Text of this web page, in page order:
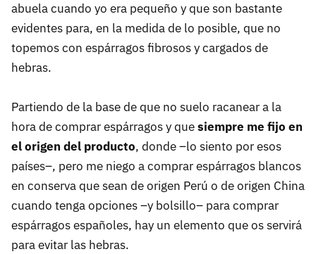
abuela cuando yo era pequeño y que son bastante
evidentes para, en la medida de lo posible, que no
topemos con espárragos fibrosos y cargados de
hebras.
Partiendo de la base de que no suelo racanear a la
hora de comprar espárragos y quesiempre me fijo en
el origen del producto, donde –lo siento por esos
países–, pero me niego a comprar espárragos blancos
en conserva que sean de origen Perú o de origen China
cuando tenga opciones –y bolsillo– para comprar
espárragos españoles, hay un elemento que os servirá
para evitar las hebras.